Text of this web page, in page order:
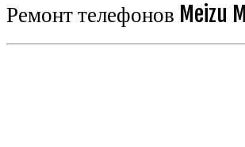
Ремонт телефонов Meizu